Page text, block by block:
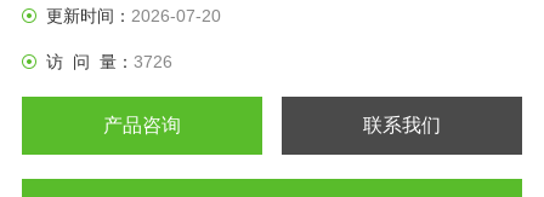
更新时间： 2026-07-20
访 问 量： 3726
产品咨询 联系我们